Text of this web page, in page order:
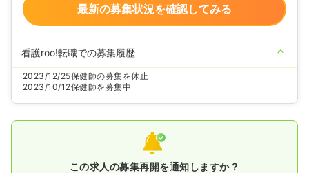
最新の募集状況を確認してみる
看護roo!転職での募集履歴
2023/12/25保健師の募集を休止
2023/10/12保健師を募集中
この求人の募集再開を通知しますか？